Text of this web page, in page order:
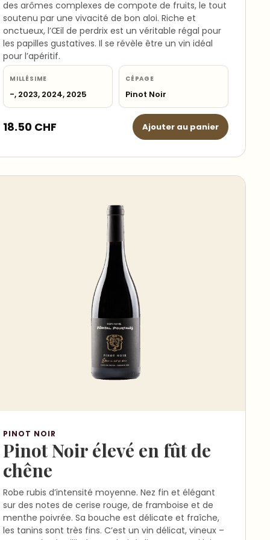
des arômes complexes de compote de fruits, le tout
soutenu par une vivacité de bon aloi. Riche et
onctueux, l’Œil de perdrix est un véritable régal pour
les papilles gustatives. Il se révèle être un vin idéal
pour l’apéritif.
MILLÉSIME
-, 2023, 2024, 2025
CÉPAGE
Pinot Noir
18.50 CHF Ajouter au panier
PINOT NOIR
Pinot Noir élevé en fût de
chêne
Robe rubis d’intensité moyenne. Nez fin et élégant
sur des notes de cerise rouge, de framboise et de
menthe poivrée. Sa bouche est délicate et fraîche,
les tanins sont très fins. C’est un vin délicat, vineux –